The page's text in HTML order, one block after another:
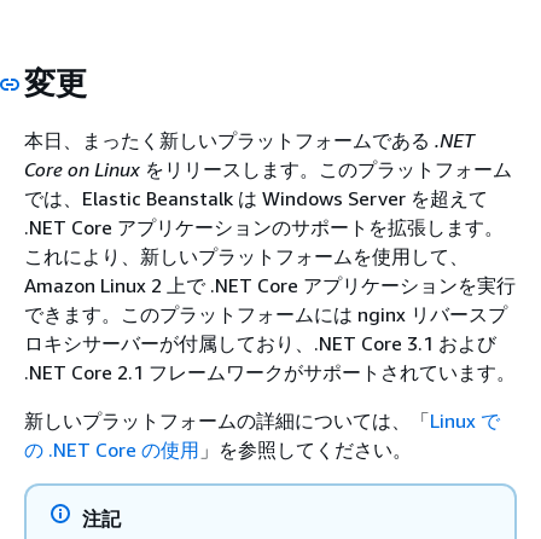
変更
本日、まったく新しいプラットフォームである .NET
Core on Linux をリリースします。このプラットフォーム
では、Elastic Beanstalk は Windows Server を超えて
.NET Core アプリケーションのサポートを拡張します。
これにより、新しいプラットフォームを使用して、
Amazon Linux 2 上で .NET Core アプリケーションを実行
できます。このプラットフォームには nginx リバースプ
ロキシサーバーが付属しており、.NET Core 3.1 および
.NET Core 2.1 フレームワークがサポートされています。
新しいプラットフォームの詳細については、「Linux で
の .NET Core の使用 」を参照してください。
注記